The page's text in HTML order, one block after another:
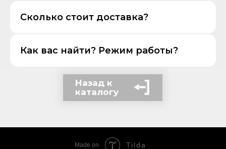
Сколько стоит доставка?
Как вас найти? Режим работы?
Назад к
каталогу
Made on Tilda